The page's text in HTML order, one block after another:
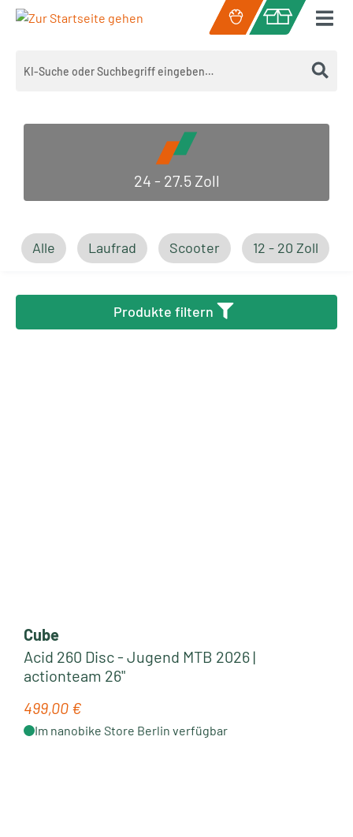
Zum Hauptinhalt springen
Warenkorb
24 - 27.5 Zoll
Alle Laufrad Scooter 12 - 20 Zoll
Produkte filtern
Cube
Acid 260 Disc - Jugend MTB 2026 |
actionteam 26"
Regulärer Preis:
499,00 €
Im nanobike Store Berlin verfügbar